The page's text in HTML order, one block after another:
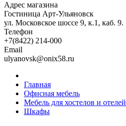
Адрес магазина
Гостиница Арт-Ульяновск
ул. Московское шоссе 9, к.1, каб. 9.
Телефон
+7(8422) 214-000
Email
ulyanovsk@onix58.ru
Главная
Офисная мебель
Мебель для хостелов и отелей
Шкафы